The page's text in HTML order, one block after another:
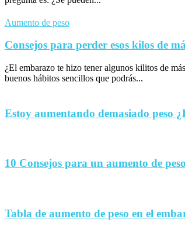
Aumento de peso
Consejos para perder esos kilos de
¿El embarazo te hizo tener algunos kilitos de
buenos hábitos sencillos que podrás...
Estoy aumentando demasiado peso
10 Consejos para un aumento de
Tabla de aumento de peso en el